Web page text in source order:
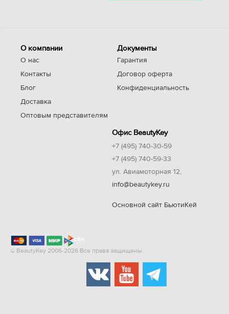
О компании
О нас
Контакты
Блог
Доставка
Оптовым представителям
Документы
Гарантия
Договор оферта
Конфиденциальность
Офис BeautyKey
+7 (495) 740-30-59
+7 (495) 740-59-33
ул. Авиамоторная 12,
info@beautykey.ru
Основной сайт БьютиКей
© BeautyKey 2006-2026 Все права защищены.